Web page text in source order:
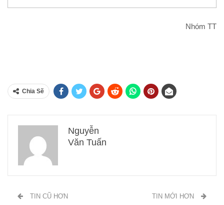
Nhóm TT
Chia Sẽ
Nguyễn
Văn Tuấn
TIN CŨ HƠN TIN MỚI HƠN